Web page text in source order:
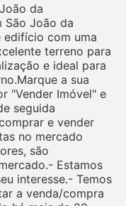
da
São João da
edifício com uma
terreno para
e ideal para
a sua
"Vender Imóvel" e
seguida
e vender
no mercado
são
Estamos
interesse.- Temos
a venda/compra